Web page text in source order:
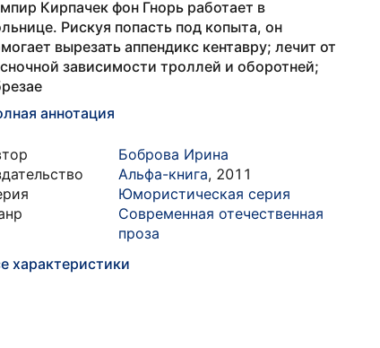
Кирпачек фон Гнорь работает в
Рискуя попасть под копыта, он
вырезать аппендикс кентавру; лечит от
зависимости троллей и оборотней;
аннотация
Боброва Ирина
Альфа-книга, 2011
Юмористическая серия
Современная отечественная
проза
характеристики